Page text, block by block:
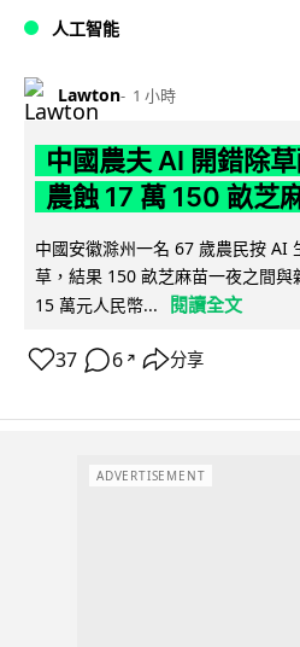
人工智能
Lawton 1 小時
中國農夫 AI 開錯除
農蝕 17 萬 150 畝芝
中國安徽滁州一名 67 歲農民按 AI
草，結果 150 畝芝麻苗一夜之間
15 萬元人民幣...
閱讀全文
37 6 ↗ 分享
ADVERTISEMENT